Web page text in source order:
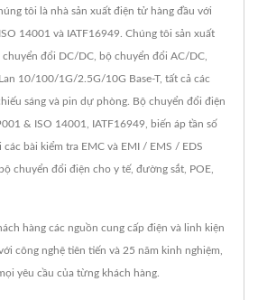
tôi là nhà sản xuất điện tử hàng đầu với
14001 và IATF16949. Chúng tôi sản xuất
đổi DC/DC, bộ chuyển đổi AC/DC,
10/100/1G/2.5G/10G Base-T, tất cả các
sáng và pin dự phòng. Bộ chuyển đổi điện
& ISO 14001, IATF16949, biến áp tần số
bài kiểm tra EMC và EMI / EMS / EDS
chuyển đổi điện cho y tế, đường sắt, POE,
hàng các nguồn cung cấp điện và linh kiện
công nghệ tiên tiến và 25 năm kinh nghiệm,
yêu cầu của từng khách hàng.